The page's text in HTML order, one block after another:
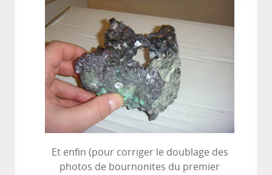
Et enfin (pour corriger le doublage des
photos de bournonites du premier